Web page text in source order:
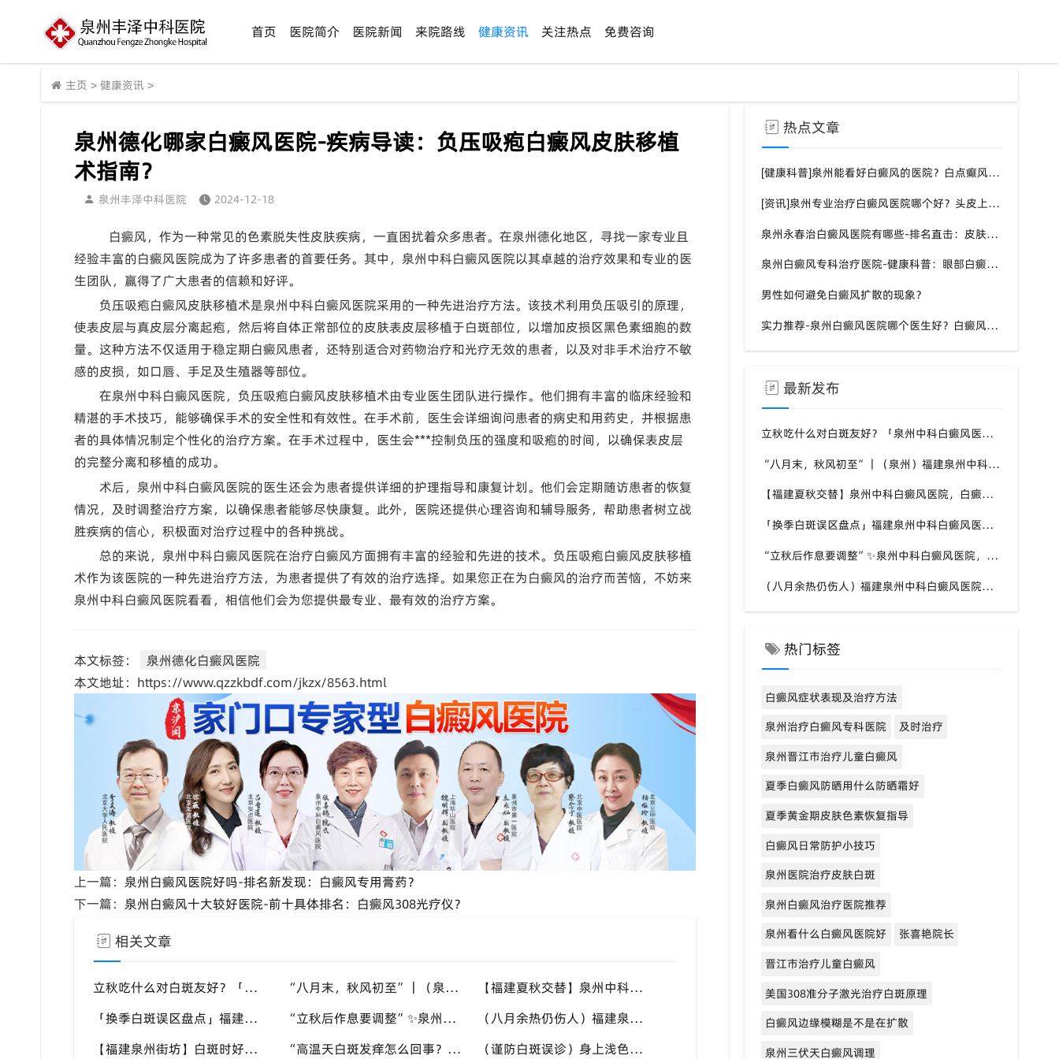
首页 医院简介 医院新闻 来院路线 健康资讯 关注热点 免费咨询
主页 > 健康资讯 >
泉州德化哪家白癜风医院-疾病导读：负压吸疱白癜风皮肤移植
术指南？
泉州丰泽中科医院 2024-12-18
白癜风，作为一种常见的色素脱失性皮肤疾病，一直困扰着众多患者。在泉州德化地区，寻找一家专业且
经验丰富的白癜风医院成为了许多患者的首要任务。其中，泉州中科白癜风医院以其卓越的治疗效果和专业的医
生团队，赢得了广大患者的信赖和好评。
负压吸疱白癜风皮肤移植术是泉州中科白癜风医院采用的一种先进治疗方法。该技术利用负压吸引的原理，
使表皮层与真皮层分离起疱，然后将自体正常部位的皮肤表皮层移植于白斑部位，以增加皮损区黑色素细胞的数
量。这种方法不仅适用于稳定期白癜风患者，还特别适合对药物治疗和光疗无效的患者，以及对非手术治疗不敏
感的皮损，如口唇、手足及生殖器等部位。
在泉州中科白癜风医院，负压吸疱白癜风皮肤移植术由专业医生团队进行操作。他们拥有丰富的临床经验和
精湛的手术技巧，能够确保手术的安全性和有效性。在手术前，医生会详细询问患者的病史和用药史，并根据患
者的具体情况制定个性化的治疗方案。在手术过程中，医生会***控制负压的强度和吸疱的时间，以确保表皮层
的完整分离和移植的成功。
术后，泉州中科白癜风医院的医生还会为患者提供详细的护理指导和康复计划。他们会定期随访患者的恢复
情况，及时调整治疗方案，以确保患者能够尽快康复。此外，医院还提供心理咨询和辅导服务，帮助患者树立战
胜疾病的信心，积极面对治疗过程中的各种挑战。
总的来说，泉州中科白癜风医院在治疗白癜风方面拥有丰富的经验和先进的技术。负压吸疱白癜风皮肤移植
术作为该医院的一种先进治疗方法，为患者提供了有效的治疗选择。如果您正在为白癜风的治疗而苦恼，不妨来
泉州中科白癜风医院看看，相信他们会为您提供最专业、最有效的治疗方案。
本文标签：
泉州德化白癜风医院
本文地址：https://www.qzzkbdf.com/jkzx/8563.html
上一篇： 泉州白癜风医院好吗-排名新发现：白癜风专用膏药？
下一篇： 泉州白癜风十大较好医院-前十具体排名：白癜风308光疗仪？
相关文章
立秋吃什么对白斑友好？「泉州中科白癜风医院」福建白癜风患者饮食不要盲目忌口 “八月末，秋风初至”｜（泉州）福建泉州中科白癜风医院，聊聊白癜风换季防护关键点
【福建夏秋交替】泉州中科白癜风医院，白癜风患者，入秋之后洗澡习惯也要多注意
「换季白斑误区盘点」福建泉州中科白癜风医院，白斑消长多变，科学对待才是正道
“立秋后作息要调整”✨泉州中科白癜风医院，白癜风患者，不良作息会影响皮肤状态
（八月余热仍伤人）福建泉州中科白癜风医院，白癜风外出，依旧要做好硬防晒措施
【福建泉州街坊】白斑时好时坏反反复复，找不准诱因，泉州中科白癜风医院帮梳理夏季白斑波动各类诱因
“高温天白斑发痒怎么回事？” 多种因素会造成白斑处瘙痒，泉州中科白癜风医院讲解白斑发痒的处理方式 （谨防白斑误诊）身上浅色斑点不一定是白癜风，盲目用药危害皮肤，泉州中科白癜风医院建议先明确白斑类型
热点文章
[健康科普]泉州能看好白癜风的医院？白点癫风需要注意什么饮食？
[资讯]泉州专业治疗白癜风医院哪个好？头皮上有一块白色厚厚的头皮？
泉州永春治白癜风医院有哪些-排名直击：皮肤白斑是什么原因导致的？
泉州白癜风专科治疗医院-健康科普：眼部白癜风症状？
男性如何避免白癜风扩散的现象？
实力推荐-泉州白癜风医院哪个医生好？白癜风症状表现都有什么？
最新发布
立秋吃什么对白斑友好？「泉州中科白癜风医院」福建白癜风患者饮食不要盲目忌口
“八月末，秋风初至”｜（泉州）福建泉州中科白癜风医院，聊聊白癜风换季防护关键点
【福建夏秋交替】泉州中科白癜风医院，白癜风患者，入秋之后洗澡习惯也要多注意
「换季白斑误区盘点」福建泉州中科白癜风医院，白斑消长多变，科学对待才是正道
“立秋后作息要调整”✨泉州中科白癜风医院，白癜风患者，不良作息会影响皮肤状态
（八月余热仍伤人）福建泉州中科白癜风医院，白癜风外出，依旧要做好硬防晒措施
热门标签
白癜风症状表现及治疗方法
泉州治疗白癜风专科医院
及时治疗
泉州晋江市治疗儿童白癜风
夏季白癜风防晒用什么防晒霜好
夏季黄金期皮肤色素恢复指导
白癜风日常防护小技巧
泉州医院治疗皮肤白斑
泉州白癜风治疗医院推荐
泉州看什么白癜风医院好
张喜艳院长
晋江市治疗儿童白癜风
美国308准分子激光治疗白斑原理
白癜风边缘模糊是不是在扩散
泉州三伏天白癜风调理